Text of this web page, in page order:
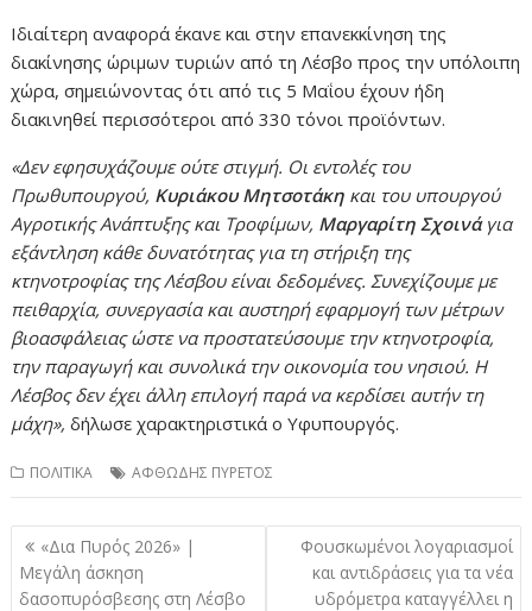
Ιδιαίτερη αναφορά έκανε και στην επανεκκίνηση της
διακίνησης ώριμων τυριών από τη Λέσβο προς την υπόλοιπη
χώρα, σημειώνοντας ότι από τις 5 Μαΐου έχουν ήδη
διακινηθεί περισσότεροι από 330 τόνοι προϊόντων.
«Δεν εφησυχάζουμε ούτε στιγμή. Οι εντολές του
Πρωθυπουργού, Κυριάκου Μητσοτάκη και του υπουργού
Αγροτικής Ανάπτυξης και Τροφίμων, Μαργαρίτη Σχοινάγια
εξάντληση κάθε δυνατότητας για τη στήριξη της
κτηνοτροφίας της Λέσβου είναι δεδομένες. Συνεχίζουμε με
πειθαρχία, συνεργασία και αυστηρή εφαρμογή των μέτρων
βιοασφάλειας ώστε να προστατεύσουμε την κτηνοτροφία,
την παραγωγή και συνολικά την οικονομία του νησιού. Η
Λέσβος δεν έχει άλλη επιλογή παρά να κερδίσει αυτήν τη
μάχη», δήλωσε χαρακτηριστικά ο Υφυπουργός.
ΠΟΛΙΤΙΚΑ ΑΦΘΩΔΗΣ ΠΥΡΕΤΟΣ
Πλοήγηση
άρθρων
«Δια Πυρός 2026» |
Μεγάλη άσκηση
δασοπυρόσβεσης στη Λέσβο
Φουσκωμένοι λογαριασμοί
και αντιδράσεις για τα νέα
υδρόμετρα καταγγέλλει η